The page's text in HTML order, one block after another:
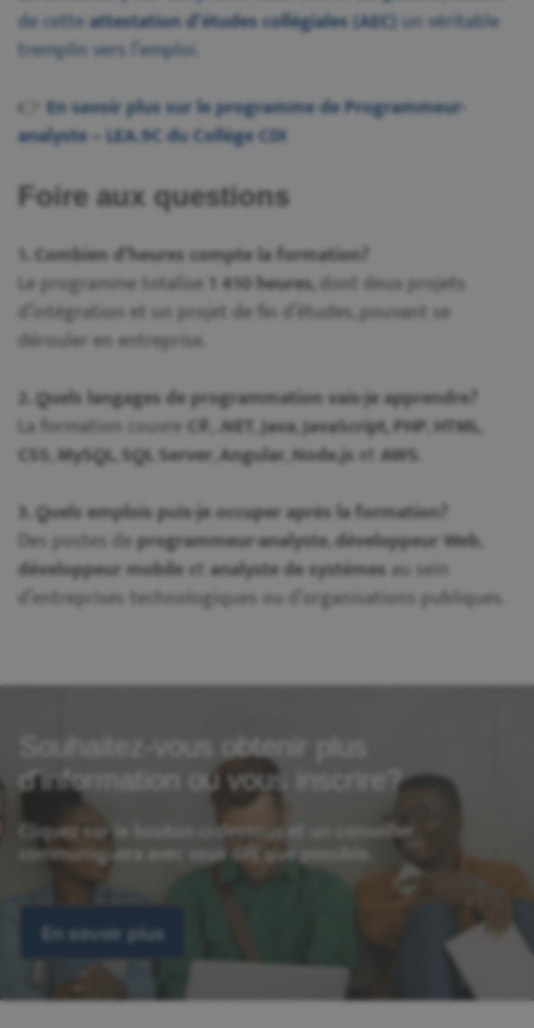
de cetteattestation d’études collégiales (AEC)un véritable
tremplin vers l’emploi
👉 En savoir plus sur le programme de Programmeur-
analyste – LEA.9C du Collège CDI
Foire aux questions
1. Combien d’heures compte la formation?
Le programme totalise 1 410 heures , dont deux projets
d’intégration et un projet de fin d’études, pouvant se
dérouler en entreprise.
2. Quels langages de programmation vais-je apprendre?
La formation couvre C# .NET Java,JavaScript PHP HTML
CSS MySQL SQL Server Angular Node.js et AWS
3. Quels emplois puis-je occuper après la formation?
Des postes de programmeur-analyste développeur Web
développeur mobileet analyste de systèmes au sein
d’entreprises technologiques ou d’organisations publiques.
Souhaitez-vous obtenir plus
d'information ou vous inscrire?
Cliquez sur le bouton ci-dessous et un conseiller
communiquera avec vous dès que possible.
En savoir plus